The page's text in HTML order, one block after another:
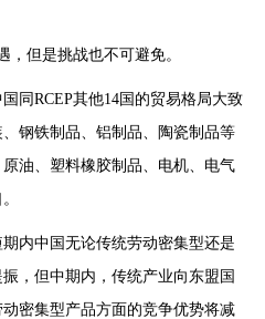
，但是挑战也不可避免。
同RCEP其他14国的贸易格局大致
钢铁制品、铝制品、陶瓷制品等
油、塑料橡胶制品、电机、电气
内中国无论传统劳动密集型还是
，但中期内，传统产业向东盟国
密集型产品方面的竞争优势将减